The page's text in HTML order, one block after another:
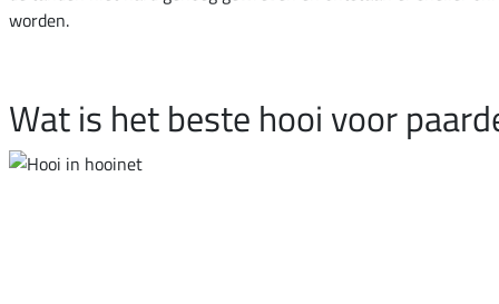
worden.
Wat is het beste hooi voor